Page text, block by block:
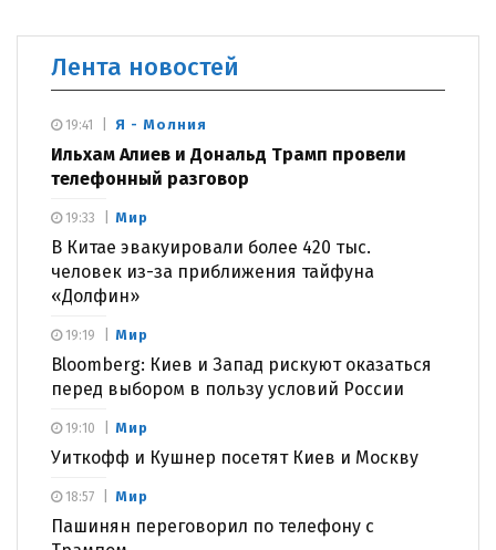
Лента новостей
Я - Молния
Ильхам Алиев и Дональд Трамп провели
телефонный разговор
19:41
Мир
В Китае эвакуировали более 420 тыс.
человек из-за приближения тайфуна
«Долфин»
19:33
Мир
Bloomberg: Киев и Запад рискуют оказаться
перед выбором в пользу условий России
19:19
Мир
Уиткофф и Кушнер посетят Киев и Москву
19:10
Мир
Пашинян переговорил по телефону с
18:57